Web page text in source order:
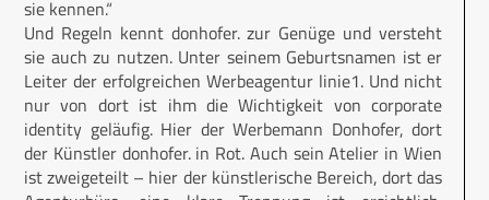
sie kennen.“
Und Regeln kennt donhofer. zur Genüge und versteht
sie auch zu nutzen. Unter seinem Geburtsnamen ist er
Leiter der erfolgreichen Werbeagentur linie1. Und nicht
nur von dort ist ihm die Wichtigkeit von corporate
identity geläufig. Hier der Werbemann Donhofer, dort
der Künstler donhofer. in Rot. Auch sein Atelier in Wien
ist zweigeteilt – hier der künstlerische Bereich, dort das